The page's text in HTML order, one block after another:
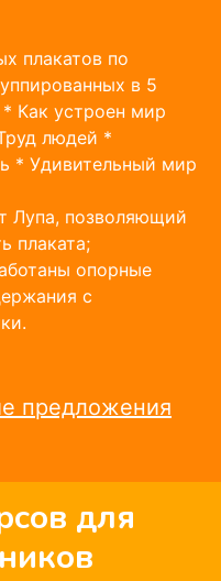
плакатов по
в 5
Как устроен мир
людей *
* Удивительный мир
Лупа, позволяющий
плаката;
опорные
с
предложения
для